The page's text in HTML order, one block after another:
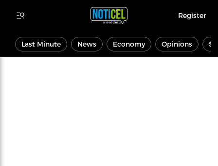
Register
Last Minute News Economy Opinions